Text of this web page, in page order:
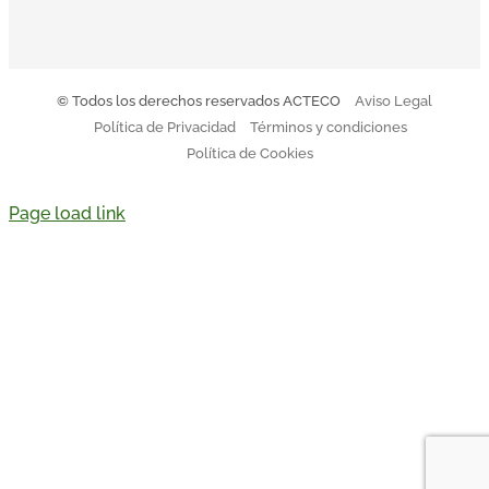
© Todos los derechos reservados ACTECO
Aviso Legal
Política de Privacidad
Términos y condiciones
Política de Cookies
Page load link